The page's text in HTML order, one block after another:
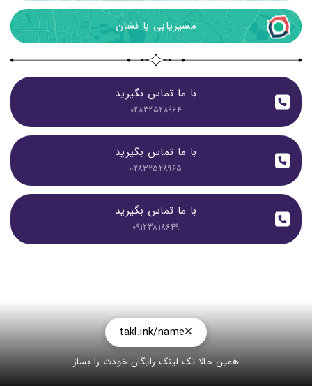
مسیریابی با نشان
با ما تماس بگیرید
02832528964
با ما تماس بگیرید
02832528965
با ما تماس بگیرید
09123818649
takl.ink/name
همین حالا تک لینک رایگان خودت را بساز